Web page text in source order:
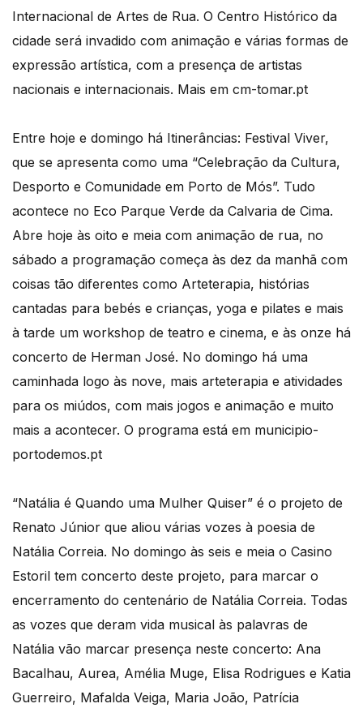
Internacional de Artes de Rua. O Centro Histórico da
cidade será invadido com animação e várias formas de
expressão artística, com a presença de artistas
nacionais e internacionais. Mais em cm-tomar.pt
Entre hoje e domingo há Itinerâncias: Festival Viver,
que se apresenta como uma “Celebração da Cultura,
Desporto e Comunidade em Porto de Mós”. Tudo
acontece no Eco Parque Verde da Calvaria de Cima.
Abre hoje às oito e meia com animação de rua, no
sábado a programação começa às dez da manhã com
coisas tão diferentes como Arteterapia, histórias
cantadas para bebés e crianças, yoga e pilates e mais
à tarde um workshop de teatro e cinema, e às onze há
concerto de Herman José. No domingo há uma
caminhada logo às nove, mais arteterapia e atividades
para os miúdos, com mais jogos e animação e muito
mais a acontecer. O programa está em municipio-
portodemos.pt
“Natália é Quando uma Mulher Quiser” é o projeto de
Renato Júnior que aliou várias vozes à poesia de
Natália Correia. No domingo às seis e meia o Casino
Estoril tem concerto deste projeto, para marcar o
encerramento do centenário de Natália Correia. Todas
as vozes que deram vida musical às palavras de
Natália vão marcar presença neste concerto: Ana
Bacalhau, Aurea, Amélia Muge, Elisa Rodrigues e Katia
Guerreiro, Mafalda Veiga, Maria João, Patrícia